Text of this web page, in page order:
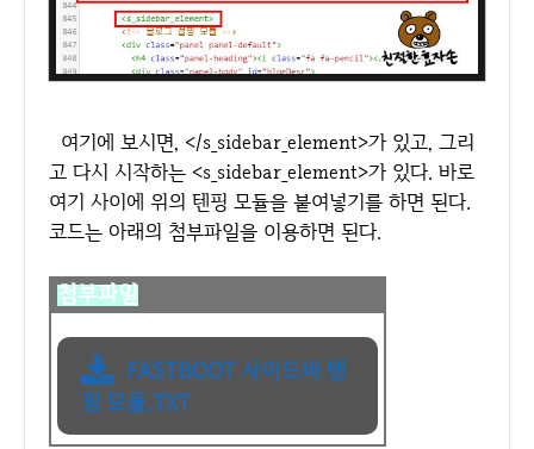
여기에 보시면, </s_sidebar_element>가 있고, 그리
고 다시 시작하는 <s_sidebar_element>가 있다. 바로
여기 사이에 위의 텐핑 모듈을 붙여넣기를 하면 된다.
코드는 아래의 첨부파일을 이용하면 된다.
첨부파일
FASTBOOT 사이드바 텐
핑 모듈.TXT